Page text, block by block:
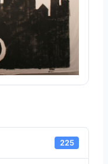
225